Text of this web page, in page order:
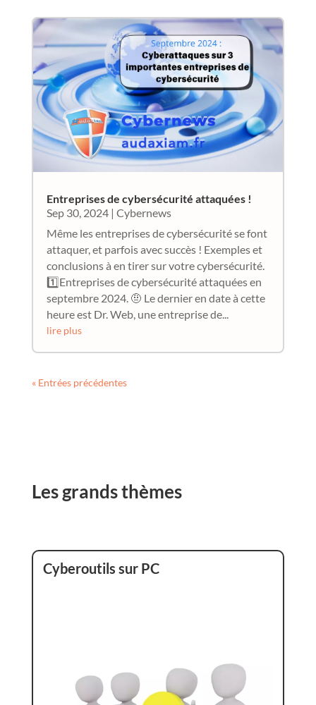
Entreprises de cybersécurité attaquées !
Sep 30, 2024| Cybernews
Même les entreprises de cybersécurité se font
attaquer, et parfois avec succès ! Exemples et
conclusions à en tirer sur votre cybersécurité.
1️⃣Entreprises de cybersécurité attaquées en
septembre 2024. 🤨 Le dernier en date à cette
heure est Dr. Web, une entreprise de...
lire plus
« Entrées précédentes
Les grands thèmes
Cyberoutils sur PC